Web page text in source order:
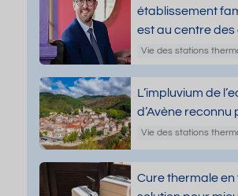
établissement
est au centre
Vie des stations
L’impluvium de
d’Avène reconnu
Vie des stations
Cure thermale en